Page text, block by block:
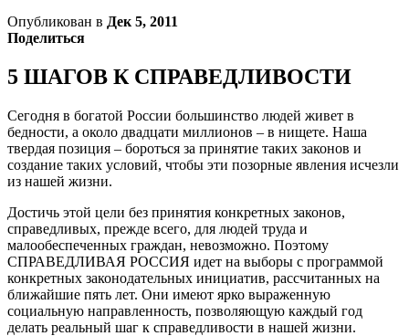
Опубликован в Дек 5, 2011
Поделиться
5 ШАГОВ К СПРАВЕДЛИВОСТИ
Сегодня в богатой России большинство людей живет в
бедности, а около двадцати миллионов – в нищете. Наша
твердая позиция – бороться за принятие таких законов и
создание таких условий, чтобы эти позорные явления исчезли
из нашей жизни.
Достичь этой цели без принятия конкретных законов,
справедливых, прежде всего, для людей труда и
малообеспеченных граждан, невозможно. Поэтому
СПРАВЕДЛИВАЯ РОССИЯ идет на выборы с программой
конкретных законодательных инициатив, рассчитанных на
ближайшие пять лет. Они имеют ярко выраженную
социальную направленность, позволяющую каждый год
делать реальный шаг к справедливости в нашей жизни.